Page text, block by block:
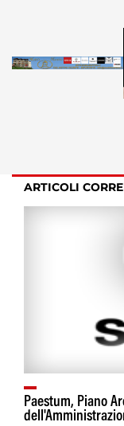
ARTICOLI
Paestum, Piano